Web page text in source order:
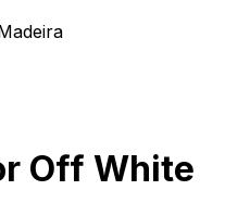
Off White